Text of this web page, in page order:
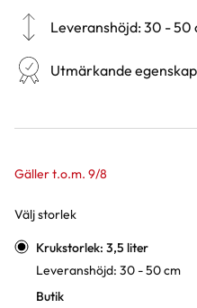
Leveranshöjd:30 - 50
Utmärkande
Gäller t.o.m. 9/8
Välj storlek
Varianter
Krukstorlek: 3,5 liter
Leveranshöjd: 30 - 50 cm
Butik